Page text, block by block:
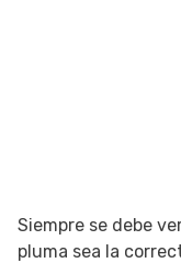
Siempre se debe
pluma sea la